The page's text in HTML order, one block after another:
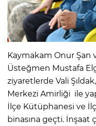
Kaymakam Onur Şan
Üsteğmen Mustafa
ziyaretlerde Vali
Merkezi Amirliği ile
İlçe Kütüphanesi ve
binasına geçti. İnşaat